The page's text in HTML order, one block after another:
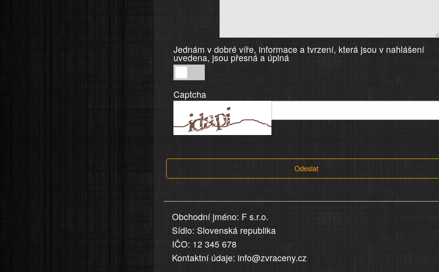
Jednám v dobré víře, informace a tvrzení, která jsou v nahlášení
uvedena, jsou přesná a úplná
v
dobré
informace
v
uvedena,
jsou
přesná
a
úplná
Captcha
Odeslat
Obchodní jméno: F s.r.o.
Sídlo: Slovenská republika
IČO: 12 345 678
Kontaktní údaje: info@zvraceny.cz